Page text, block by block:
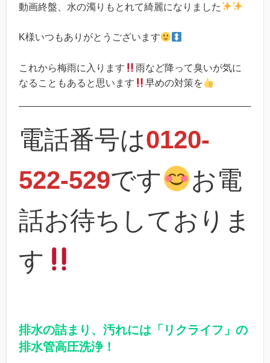
動画終盤、水の濁りもとれて綺麗になりました
K様いつもありがとうございます
これから梅雨に入ります
雨など降って臭いが気に
なることもあると思います
早めの対策を
電話番号は0120-
522-529です
お電
話お待ちしておりま
す
排水の詰まり、汚れには「リクライフ」の
排水管高圧洗浄！